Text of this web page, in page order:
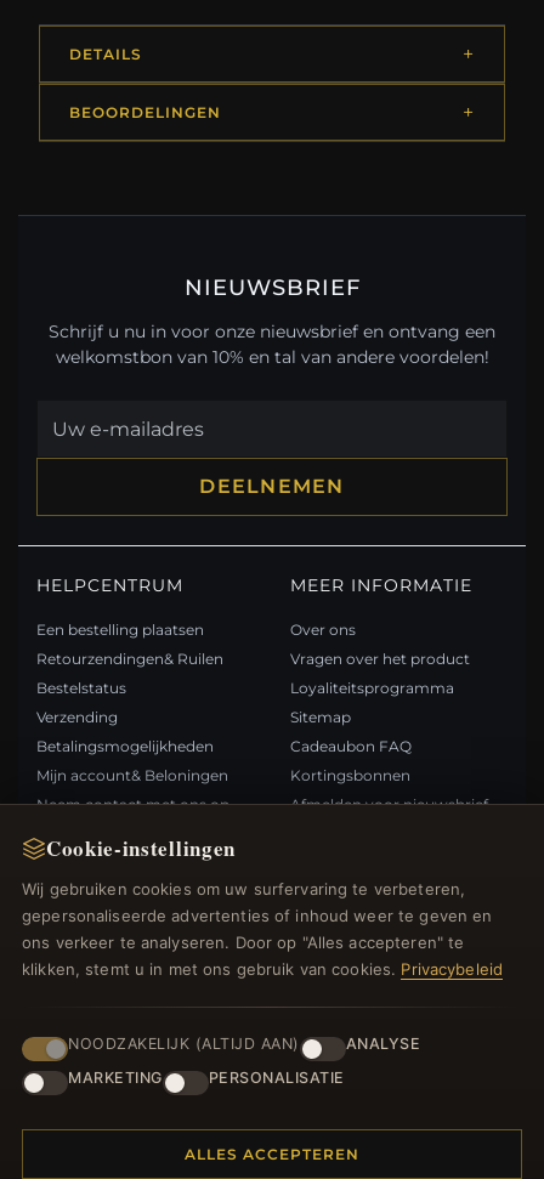
Cookie-instellingen
Wij gebruiken cookies om uw surfervaring te verbeteren,
gepersonaliseerde advertenties of inhoud weer te geven en
ons verkeer te analyseren. Door op "Alles accepteren" te
klikken, stemt u in met ons gebruik van cookies. Privacybeleid
NOODZAKELIJK (ALTIJD AAN)
ANALYSE
MARKETING
PERSONALISATIE
ALLES ACCEPTEREN
DETAILS
BEOORDELINGEN
NIEUWSBRIEF
Schrijf u nu in voor onze nieuwsbrief en ontvang een
welkomstbon van 10% en tal van andere voordelen!
DEELNEMEN
HELPCENTRUM
Een bestelling plaatsen
Retourzendingen& Ruilen
Bestelstatus
Verzending
Betalingsmogelijkheden
Mijn account& Beloningen
Neem contact met ons op
MEER INFORMATIE
Over ons
Vragen over het product
Loyaliteitsprogramma
Sitemap
Cadeaubon FAQ
Kortingsbonnen
Afmelden voor nieuwsbrief
Nieuwe producten
Specials
Blog
Inloggen
BETAALMETHODEN